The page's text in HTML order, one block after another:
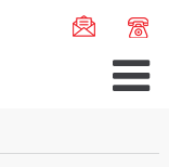
21 lutego - Międzyna ...
DZIEŃ